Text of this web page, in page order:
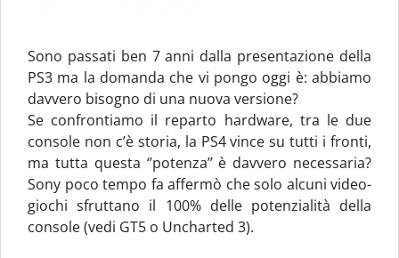
Sono passati ben 7 anni dalla presentazione della
PS3 ma la domanda che vi pongo oggi è: abbiamo
davvero bisogno di una nuova versione?
Se confrontiamo il reparto hardware, tra le due
console non c’è storia, la PS4 vince su tutti i fronti,
ma tutta questa ‘’potenza’’ è davvero necessaria?
Sony poco tempo fa affermò che solo alcuni video-
giochi sfruttano il 100% delle potenzialità della
console (vedi GT5 o Uncharted 3).